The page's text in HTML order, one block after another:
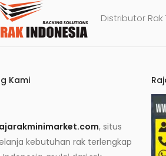
Distributor Rak
Kami
, situs
kebutuhan rak terlengkap